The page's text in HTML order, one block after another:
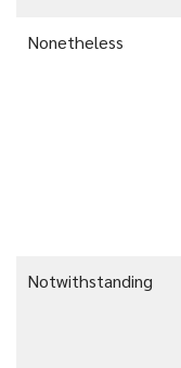
Nonetheless
Notwithstanding